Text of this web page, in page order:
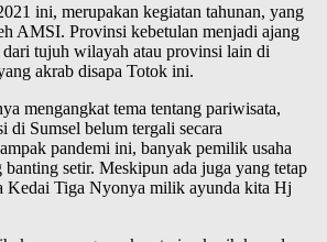
ini, merupakan kegiatan tahunan, yang
AMSI. Provinsi kebetulan menjadi ajang
tujuh wilayah atau provinsi lain di
akrab disapa Totok ini.
mengangkat tema tentang pariwisata,
di Sumsel belum tergali secara
pandemi ini, banyak pemilik usaha
setir. Meskipun ada juga yang tetap
Kedai Tiga Nyonya milik ayunda kita Hj